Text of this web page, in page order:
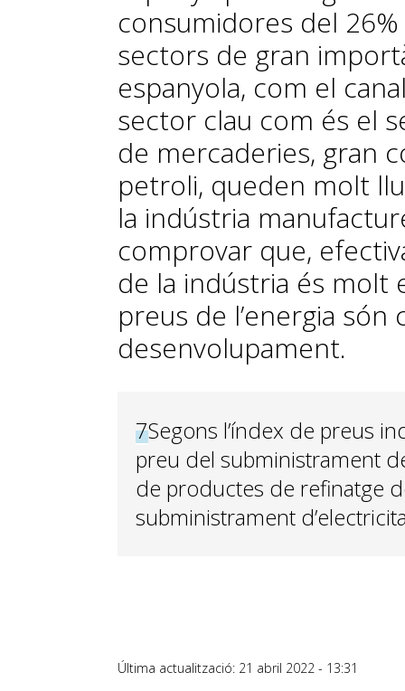
consumidores del
sectors de gran
espanyola, com el
sector clau com és el
de mercaderies, gran
petroli, queden molt
la indústria
comprovar que,
de la indústria és molt
preus de l’energia són
desenvolupament.
7Segons l’índex de preus
preu del subministrament
de productes de refinatge
subministrament
Última actualització: 21 abril 2022 - 13:31